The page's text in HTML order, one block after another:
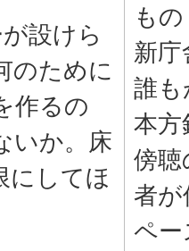
設けら
のために
作るの
いか。床
にしてほ
もの
新
誰
本方
傍聴
者
ペ